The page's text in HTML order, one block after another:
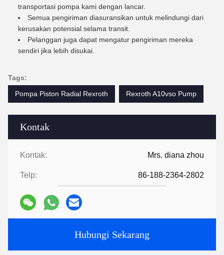
Kontak
Kontak: Mrs. diana zhou
Telp: 86-188-2364-2802
Hubungi Sekarang
transportasi pompa kami dengan lancar.
Semua pengiriman diasuransikan untuk melindungi dari
kerusakan potensial selama transit.
Pelanggan juga dapat mengatur pengiriman mereka
sendiri jika lebih disukai.
Tags:
Pompa Piston Radial Rexroth
Rexroth A10vso Pump